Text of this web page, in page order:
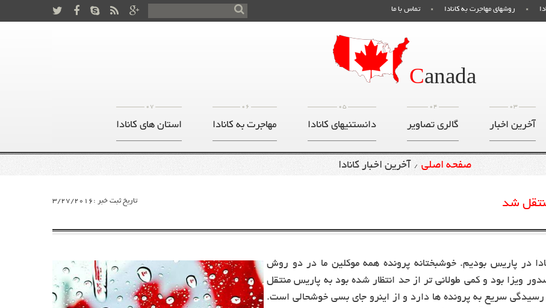
تماس با ما روشهای مهاجرت به کانادا
Canada
07
استان های کانادا
06
مهاجرت به کانادا
05
دانستنیهای کانادا
04
گالری تصاویر
03
آخرین اخبار
صفحه اصلی / آخرین اخبار کانادا
شد تاریخ ثبت خبر :3/27/2016
در پاریس بودیم. خوشبختانه پرونده همه موکلین ما در دو روش
ویزا بود و کمی طولانی تر از حد انتظار شده بود به پاریس منتقل
سریع به پرونده ها دارد و از اینرو جای بسی خوشحالی است.